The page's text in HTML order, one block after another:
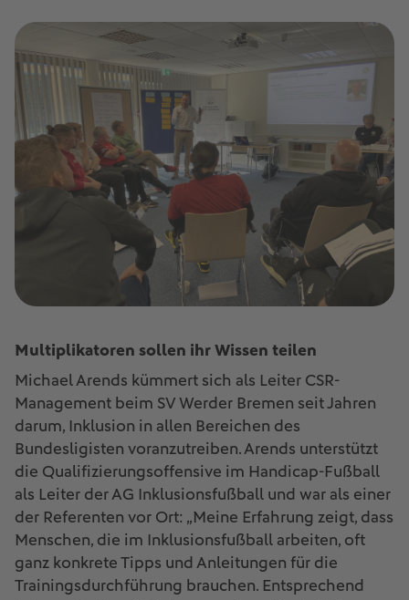
Multiplikatoren sollen ihr Wissen teilen
Michael Arends kümmert sich als Leiter CSR-
Management beim SV Werder Bremen seit Jahren
darum, Inklusion in allen Bereichen des
Bundesligisten voranzutreiben. Arends unterstützt
die Qualifizierungsoffensive im Handicap-Fußball
als Leiter der AG Inklusionsfußball und war als einer
der Referenten vor Ort: „Meine Erfahrung zeigt, dass
Menschen, die im Inklusionsfußball arbeiten, oft
ganz konkrete Tipps und Anleitungen für die
Trainingsdurchführung brauchen. Entsprechend